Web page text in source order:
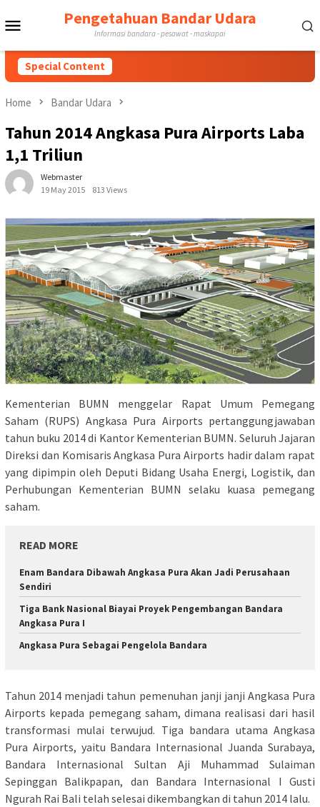
to
MobilePengetahuan Bandar Udara
Informasi bandara - pesawat - maskapai
Special Content
Home Bandar Udara
Tahun 2014 Angkasa Pura Airports Laba
1,1 Triliun
Webmaster
19 May 2015
813 Views
Kementerian BUMN menggelar Rapat Umum Pemegang
Saham (RUPS) Angkasa Pura Airports pertanggungjawaban
tahun buku 2014 di Kantor Kementerian BUMN. Seluruh Jajaran
Direksi dan Komisaris Angkasa Pura Airports hadir dalam rapat
yang dipimpin oleh Deputi Bidang Usaha Energi, Logistik, dan
Perhubungan Kementerian BUMN selaku kuasa pemegang
saham.
READ MORE
Enam Bandara Dibawah Angkasa Pura Akan Jadi Perusahaan
Sendiri
Tiga Bank Nasional Biayai Proyek Pengembangan Bandara
Angkasa Pura I
Angkasa Pura Sebagai Pengelola Bandara
Tahun 2014 menjadi tahun pemenuhan janji janji Angkasa Pura
Airports kepada pemegang saham, dimana realisasi dari hasil
transformasi mulai terwujud. Tiga bandara utama Angkasa
Pura Airports, yaitu Bandara Internasional Juanda Surabaya,
Bandara Internasional Sultan Aji Muhammad Sulaiman
Sepinggan Balikpapan, dan Bandara Internasional I Gusti
Ngurah Rai Bali telah selesai dikembangkan di tahun 2014 lalu.